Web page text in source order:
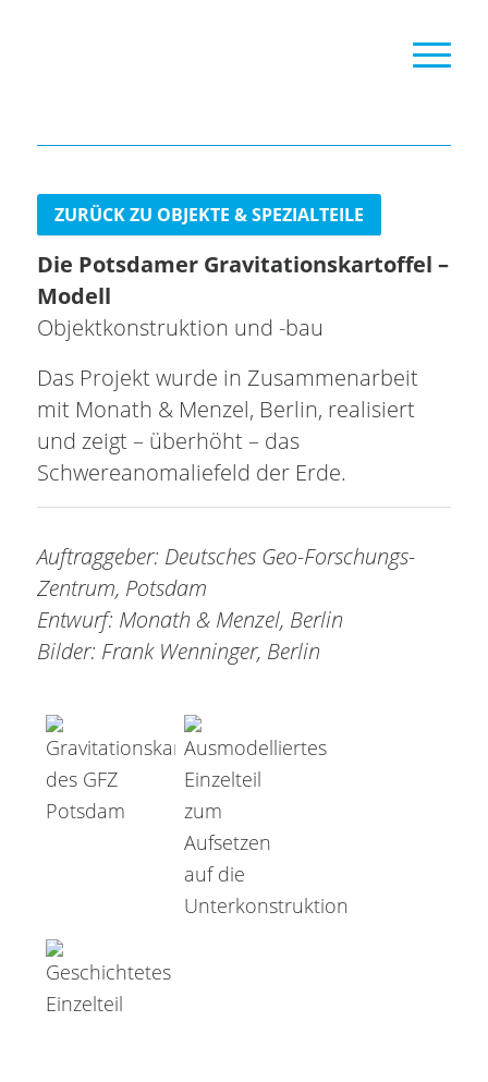
ZURÜCK ZU OBJEKTE & SPEZIALTEILE
Die Potsdamer Gravitationskartoffel –
Modell
Objektkonstruktion und -bau
Das Projekt wurde in Zusammenarbeit
mit Monath & Menzel, Berlin, realisiert
und zeigt – überhöht – das
Schwereanomaliefeld der Erde.
Auftraggeber: Deutsches Geo-Forschungs-
Zentrum, Potsdam
Entwurf: Monath & Menzel, Berlin
Bilder: Frank Wenninger, Berlin